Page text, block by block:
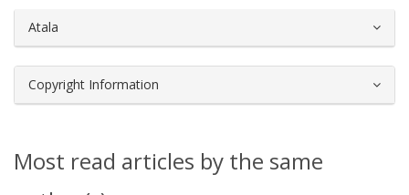
Atala
Copyright Information
Most read articles by the same